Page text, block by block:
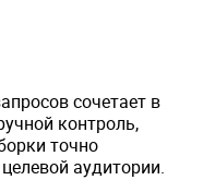
сочетает в
контроль,
точно
аудитории.